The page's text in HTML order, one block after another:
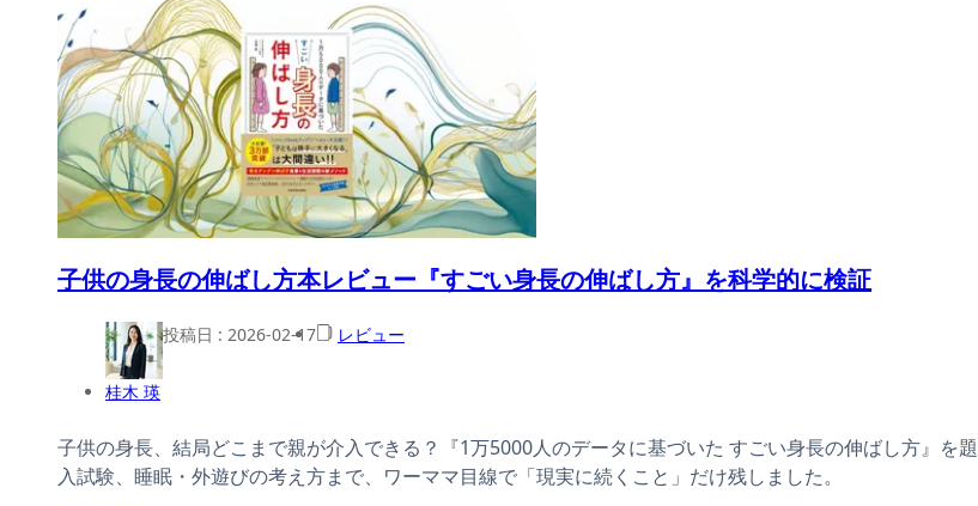
子供の身長の伸ばし方本レビュー『すごい身長の伸ばし方』を科学的に検証
桂木 瑛
投稿日 : 2026-02-17 レビュー
子供の身長、結局どこまで親が介入できる？『1万5000人のデータに基づいた すごい身長の伸ばし方』を
入試験、睡眠・外遊びの考え方まで、ワーママ目線で「現実に続くこと」だけ残しました。